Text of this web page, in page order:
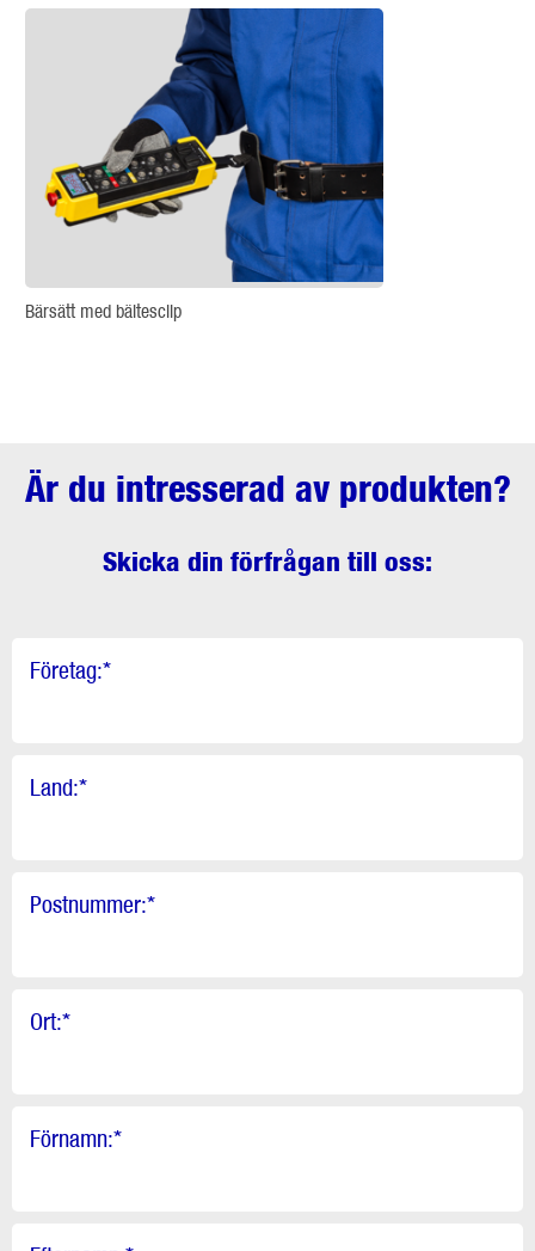
Bärsätt med bältesclip
Är du intresserad av produkten?
Skicka din förfrågan till oss:
Företag:*
Land:*
Postnummer:*
Ort:*
Förnamn:*